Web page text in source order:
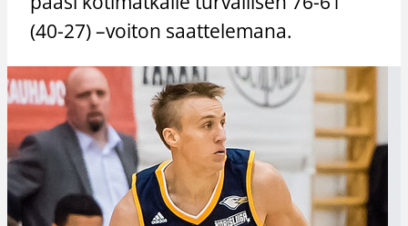
(40-27) –voiton saattelemana.